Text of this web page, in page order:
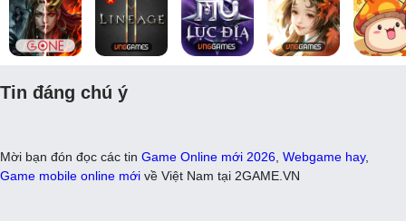
Tin đáng chú ý
Mời bạn đón đọc các tin Game Online mới 2026 Webgame hay,
Game mobile online mới về Việt Nam tại 2GAME.VN